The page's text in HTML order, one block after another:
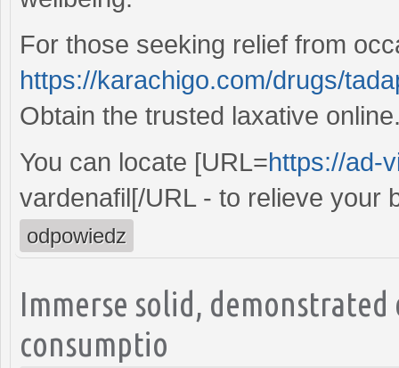
For those seeking relief from
https://karachigo.com/drugs/
Obtain the trusted laxative
You can locate [URL=https://ad-
vardenafil[/URL - to relieve your
odpowiedz
Immerse solid,
consumptio